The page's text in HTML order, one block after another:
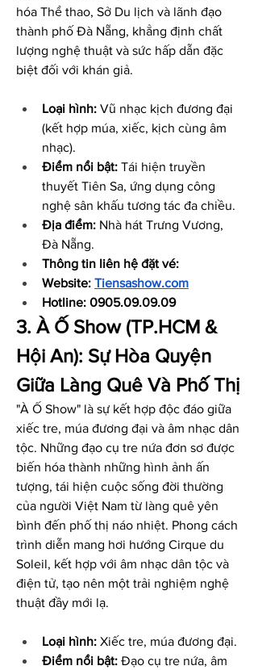
hóa Thể thao, Sở Du lịch và lãnh đạo
thành phố Đà Nẵng, khẳng định chất
lượng nghệ thuật và sức hấp dẫn đặc
biệt đối với khán giả.
Loại hình: Vũ nhạc kịch đương đại
(kết hợp múa, xiếc, kịch cùng âm
nhạc).
Điểm nổi bật: Tái hiện truyền
thuyết Tiên Sa, ứng dụng công
nghệ sân khấu tương tác đa chiều.
Địa điểm: Nhà hát Trưng Vương,
Đà Nẵng.
Thông tin liên hệ đặt vé:
Website: Tiensashow.com
Hotline: 0905.09.09.09
3. À Ố Show (TP.HCM &
Hội An): Sự Hòa Quyện
Giữa Làng Quê Và Phố Thị
"À Ố Show" là sự kết hợp độc đáo giữa
xiếc tre, múa đương đại và âm nhạc dân
tộc. Những đạo cụ tre nứa đơn sơ được
biến hóa thành những hình ảnh ấn
tượng, tái hiện cuộc sống đời thường
của người Việt Nam từ làng quê yên
bình đến phố thị náo nhiệt. Phong cách
trình diễn mang hơi hướng Cirque du
Soleil, kết hợp với âm nhạc dân tộc và
điện tử, tạo nên một trải nghiệm nghệ
thuật đầy mới lạ.
Loại hình: Xiếc tre, múa đương đại.
Điểm nổi bật: Đạo cụ tre nứa, âm